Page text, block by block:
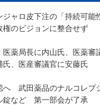
ャロ皮下注の「持続可能
のビジョンに整合せず
薬局長に内山氏、医薬
、医産審議官に安藤氏
へ 武田薬品のナルコレプ
錠など 第一部会が了承